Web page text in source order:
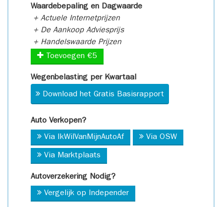
Waardebepaling en Dagwaarde
+ Actuele Internetprijzen
+ De Aankoop Adviesprijs
+ Handelswaarde Prijzen
Toevoegen €5
Wegenbelasting per Kwartaal
Download het Gratis Basisrapport
Auto Verkopen?
Via IkWilVanMijnAutoAf Via OSW
Via Marktplaats
Autoverzekering Nodig?
Vergelijk op Independer